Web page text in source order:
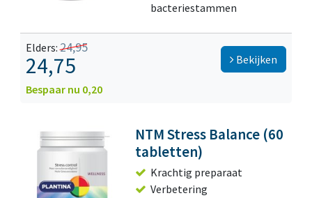
bacteriestammen
Elders:24,95
24,75
Bespaar nu 0,20
Bekijken
NTM Stress Balance (60
tabletten)
Krachtig preparaat
Verbetering